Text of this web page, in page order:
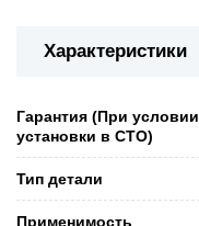
Характеристики
Гарантия (При условии
установки в СТО)
Тип детали
Применимость